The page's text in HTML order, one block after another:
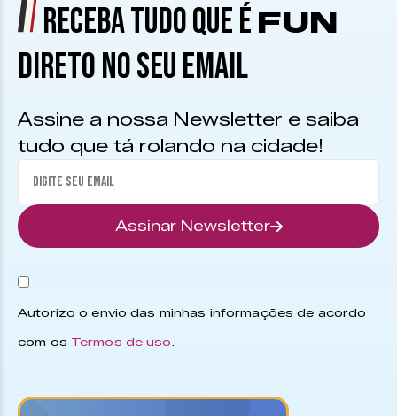
RECEBA TUDO QUE É FUN
DIRETO NO SEU EMAIL
Assine a nossa Newsletter e saiba
tudo que tá rolando na cidade!
Assinar Newsletter
Autorizo o envio das minhas informações de acordo
com os Termos de uso.